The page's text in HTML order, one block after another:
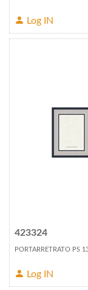
Log IN
423324
PORTARRETRATO PS
Log IN